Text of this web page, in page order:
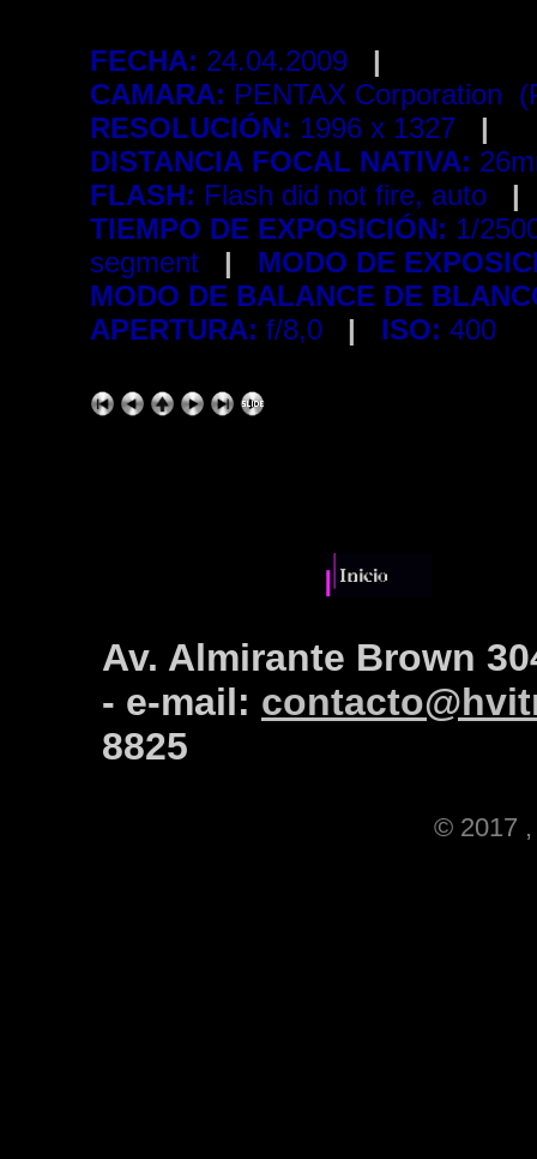
FECHA: 24.04.2009
|
CAMARA: PENTAX Corporation
RESOLUCIÓN: 1996 x 1327
|
DISTANCIA FOCAL NATIVA:
FLASH: Flash did not fire, auto
|
TIEMPO DE EXPOSICIÓN: 1/
segment
|
MODO DE
MODO DE BALANCE DE
APERTURA: f/8,0 | ISO: 400
Av. Almirante Brown
- e-mail:
8825
© 2017 ,